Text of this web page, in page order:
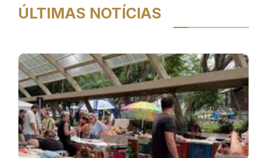
ÚLTIMAS NOTÍCIAS